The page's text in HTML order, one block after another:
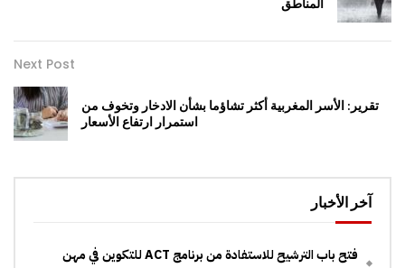
المناطق
Next Post
تقرير: الأسر المغربية أكثر تشاؤما بشأن الادخار وتخوف من
استمرار ارتفاع الأسعار
آخر الأخبار
فتح باب الترشيح للاستفادة من برنامج ACT للتكوين في مهن